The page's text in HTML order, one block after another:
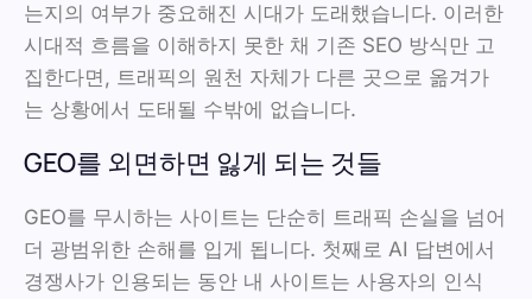
는지의 여부가 중요해진 시대가 도래했습니다. 이러한
시대적 흐름을 이해하지 못한 채 기존 SEO 방식만 고
집한다면, 트래픽의 원천 자체가 다른 곳으로 옮겨가
는 상황에서 도태될 수밖에 없습니다.
GEO를 외면하면 잃게 되는 것들
GEO를 무시하는 사이트는 단순히 트래픽 손실을 넘어
더 광범위한 손해를 입게 됩니다. 첫째로 AI 답변에서
경쟁사가 인용되는 동안 내 사이트는 사용자의 인식